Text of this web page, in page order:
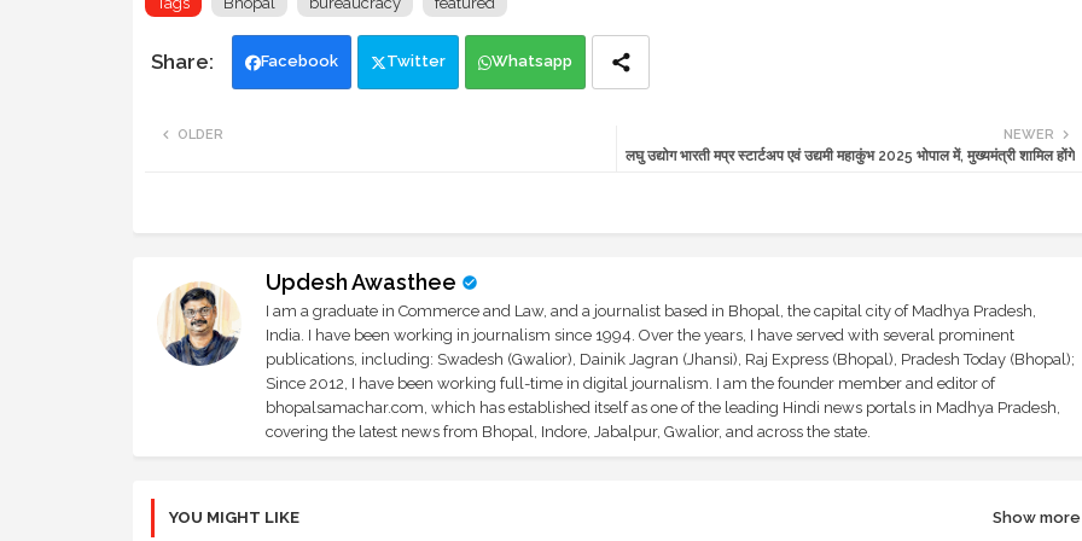
Facebook Twitter Whatsapp
NEWER
लघु उद्योग भारती मप्र स्टार्टअप एवं उद्यमी महाकुंभ 2025 भोपाल में, मुख्यमंत्री शामिल होंगे
OLDER
Updesh Awasthee
I am a graduate in Commerce and Law, and a journalist based in Bhopal, the capital city of Madhya Pradesh,
India. I have been working in journalism since 1994. Over the years, I have served with several prominent
publications, including: Swadesh (Gwalior), Dainik Jagran (Jhansi), Raj Express (Bhopal), Pradesh Today (Bhopal);
Since 2012, I have been working full-time in digital journalism. I am the founder member and editor of
bhopalsamachar.com, which has established itself as one of the leading Hindi news portals in Madhya Pradesh,
covering the latest news from Bhopal, Indore, Jabalpur, Gwalior, and across the state.
YOU MIGHT LIKE Show more